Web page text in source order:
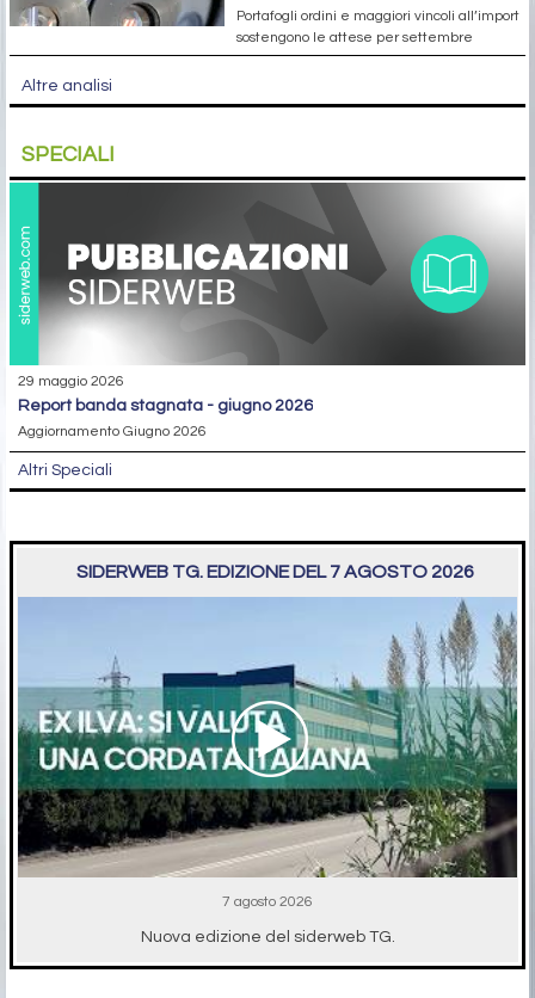
Portafogli ordini e maggiori vincoli all’import
sostengono le attese per settembre
Altre analisi
SPECIALI
29 maggio 2026
report banda stagnata - giugno 2026
Aggiornamento Giugno 2026
Altri Speciali
SIDERWEB TG. EDIZIONE DEL 7 AGOSTO 2026
7 agosto 2026
Nuova edizione del siderweb TG.